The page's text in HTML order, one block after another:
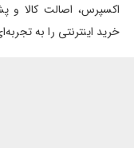
خرید اینترنتی را به